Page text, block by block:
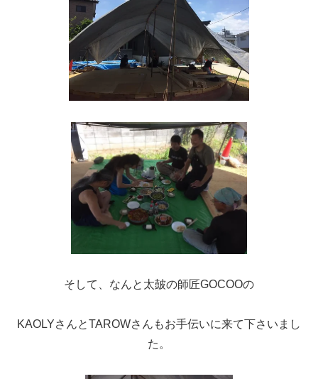
そして、なんと太皷の師匠GOCOOの
KAOLYさんとTAROWさんもお手伝いに来て下さいまし
た。